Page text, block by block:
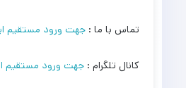
تماس با ما : جهت ورود مستقیم
کانال تلگرام : جهت ورود مستقیم